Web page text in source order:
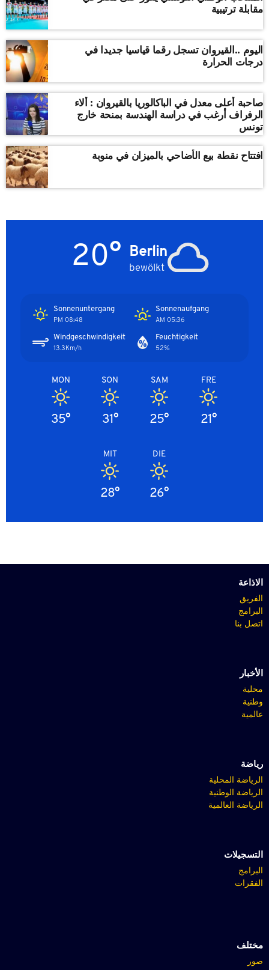
مقابلة ترتيبية
اليوم ..القيروان تسجل رقما قياسيا جديدا في
درجات الحرارة
صاحبة أعلى معدل في الباكالوريا بالقيروان : ألاء
الرفراف أرغب في دراسة الهندسة بمنحة خارج
تونس
افتتاح نقطة بيع الأضاحي بالميزان في منوبة
Berlin
bewölkt
20°
Sonnenaufgang
05:36 AM
Sonnenuntergang
08:48 PM
Feuchtigkeit
52%
Windgeschwindigkeit
13.3Km/h
FRE
21°
SAM
25°
SON
31°
MON
35°
DIE
26°
MIT
28°
الاذاعة
الفريق
البرامج
اتصل بنا
الأخبار
محلية
وطنية
عالمية
رياضة
الرياضة المحلية
الرياضة الوطنية
الرياضة العالمية
التسجيلات
البرامج
الفقرات
مختلف
صور